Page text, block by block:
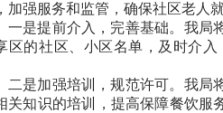
加强服务和监管，确保社区老人就
一是提前介入，完善基础。我局
区的社区、小区名单，及时介
二是加强培训，规范许可。我局
关知识的培训，提高保障餐饮服